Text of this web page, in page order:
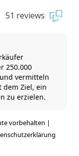
51 reviews
250.000
vermitteln
dem Ziel, ein
zu erzielen.
vorbehalten |